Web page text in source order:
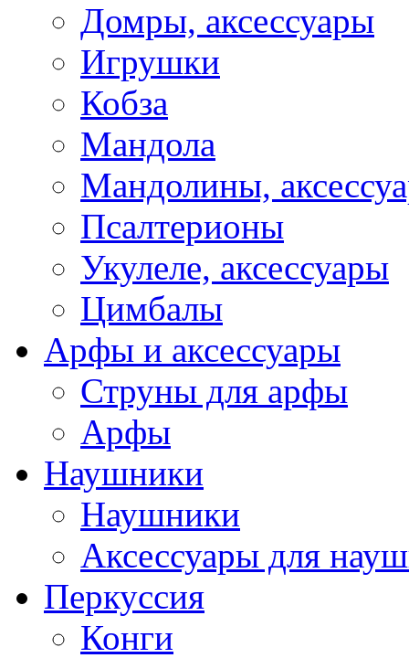
Домры, аксессуары
Игрушки
Кобза
Мандола
Мандолины,
Псалтерионы
Укулеле, аксессуары
Цимбалы
Арфы и аксессуары
Струны для арфы
Арфы
Наушники
Наушники
Аксессуары для
Перкуссия
Конги